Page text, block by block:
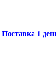
Поставка 1